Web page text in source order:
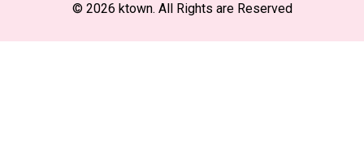
© 2026 ktown. All Rights are Reserved